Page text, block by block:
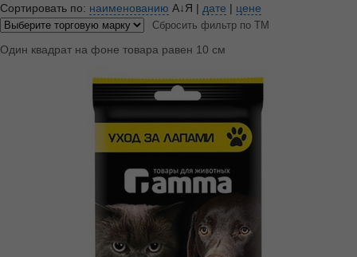
Сортировать по: наименованию А↓Я | дате | цене
Сбросить фильтр по ТМ
Один квадрат на фоне товара равен 10 см